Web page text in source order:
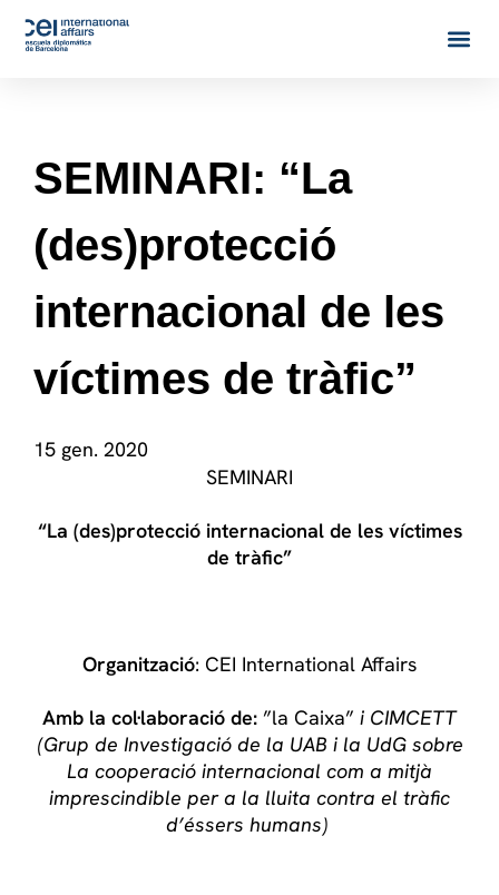
SEMINARI: “La
(des)protecció
internacional de les
víctimes de tràfic”
15 gen. 2020
SEMINARI
“La (des)protecció internacional de les víctimes
de tràfic”
Organització: CEI International Affairs
Amb la col·laboració de: ”la Caixa” i CIMCETT
(Grup de Investigació de la UAB i la UdG sobre
La cooperació internacional com a mitjà
imprescindible per a la lluita contra el tràfic
d’éssers humans)